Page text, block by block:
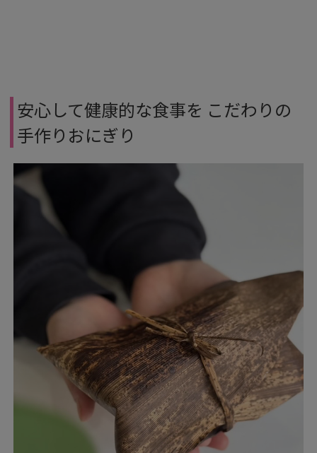
安心して健康的な食事を こだわりの
手作りおにぎり